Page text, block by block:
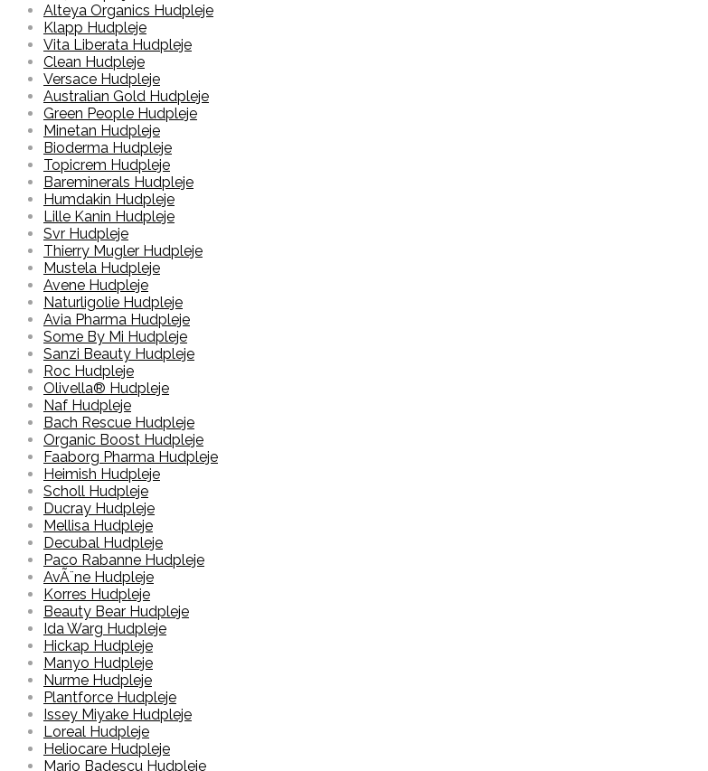
Alteya Organics Hudpleje
Klapp Hudpleje
Vita Liberata Hudpleje
Clean Hudpleje
Versace Hudpleje
Australian Gold Hudpleje
Green People Hudpleje
Minetan Hudpleje
Bioderma Hudpleje
Topicrem Hudpleje
Bareminerals Hudpleje
Humdakin Hudpleje
Lille Kanin Hudpleje
Svr Hudpleje
Thierry Mugler Hudpleje
Mustela Hudpleje
Avene Hudpleje
Naturligolie Hudpleje
Avia Pharma Hudpleje
Some By Mi Hudpleje
Sanzi Beauty Hudpleje
Roc Hudpleje
Olivella® Hudpleje
Naf Hudpleje
Bach Rescue Hudpleje
Organic Boost Hudpleje
Faaborg Pharma Hudpleje
Heimish Hudpleje
Scholl Hudpleje
Ducray Hudpleje
Mellisa Hudpleje
Decubal Hudpleje
Paco Rabanne Hudpleje
AvÃ¨ne Hudpleje
Korres Hudpleje
Beauty Bear Hudpleje
Ida Warg Hudpleje
Hickap Hudpleje
Manyo Hudpleje
Nurme Hudpleje
Plantforce Hudpleje
Issey Miyake Hudpleje
Loreal Hudpleje
Heliocare Hudpleje
Mario Badescu Hudpleje